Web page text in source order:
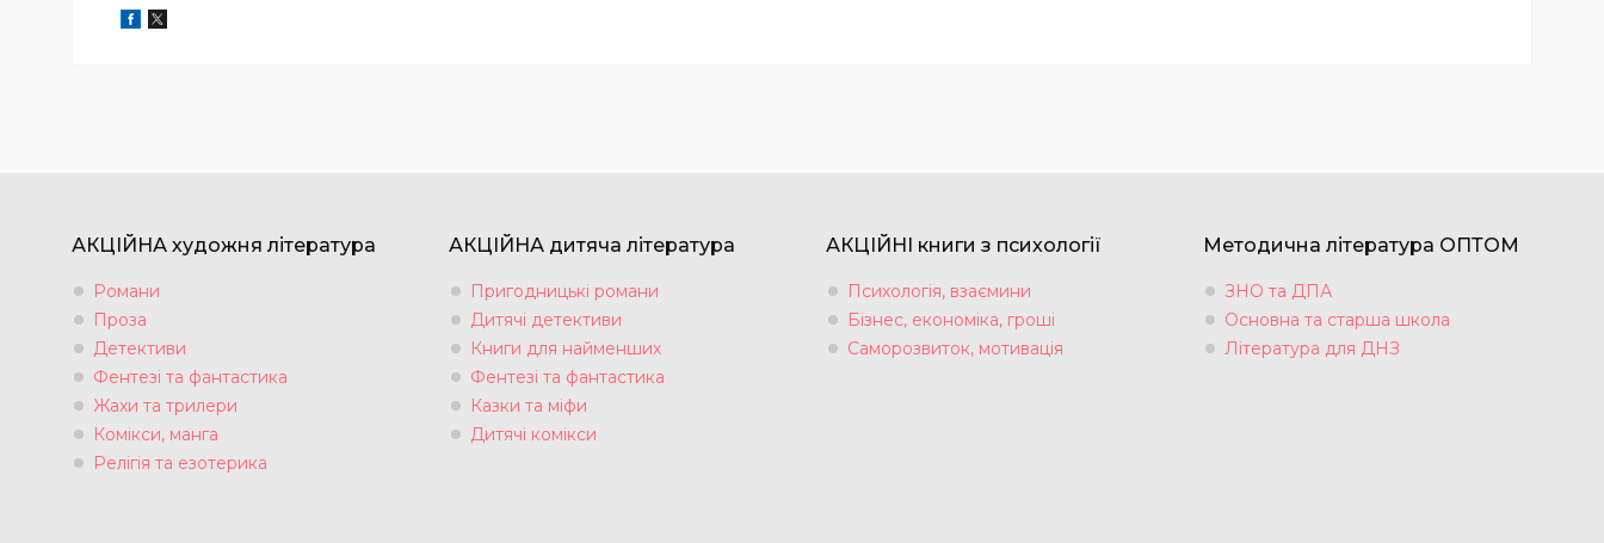
АКЦІЙНА художня література
Романи
Проза
Детективи
Фентезі та фантастика
Жахи та трилери
Комікси, манга
Релігія та езотерика
АКЦІЙНА дитяча література
Пригодницькі романи
Дитячі детективи
Книги для найменших
Фентезі та фантастика
Казки та міфи
Дитячі комікси
АКЦІЙНІ книги з психології
Психологія, взаємини
Бізнес, економіка, гроші
Саморозвиток, мотивація
Методична література ОПТОМ
ЗНО та ДПА
Основна та старша школа
Література для ДНЗ